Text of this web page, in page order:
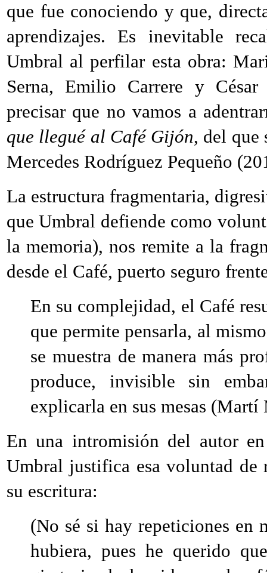
que fue conociendo y que,
aprendizajes. Es inevitable
Umbral al perfilar esta obra:
Serna, Emilio Carrere y
precisar que no vamos a
que llegué al Café Gijón, del que
Mercedes Rodríguez Pequeño
La estructura fragmentaria,
que Umbral defiende como
la memoria), nos remite a la
desde el Café, puerto seguro
En su complejidad, el Café
que permite pensarla, al
se muestra de manera más
produce, invisible sin
explicarla en sus mesas
En una intromisión del autor
Umbral justifica esa voluntad de
su escritura:
(No sé si hay repeticiones en
hubiera, pues he querido